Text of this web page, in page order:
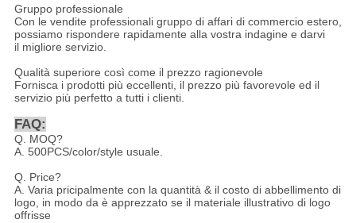
Gruppo professionale
Con le vendite professionali gruppo di affari di commercio estero,
possiamo rispondere rapidamente alla vostra indagine e darvi
il migliore servizio.
Qualità superiore così come il prezzo ragionevole
Fornisca i prodotti più eccellenti, il prezzo più favorevole ed il
servizio più perfetto a tutti i clienti.
FAQ:
Q. MOQ?
A. 500PCS/color/style usuale.
Q. Price?
A. Varia pricipalmente con la quantità & il costo di abbellimento di
logo, in modo da è apprezzato se il materiale illustrativo di logo
offrisse